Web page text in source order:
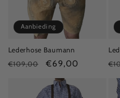
Aanbieding
Lederhose Baumann
Normale
€109,00 Aanbiedingsprijs
€69,00